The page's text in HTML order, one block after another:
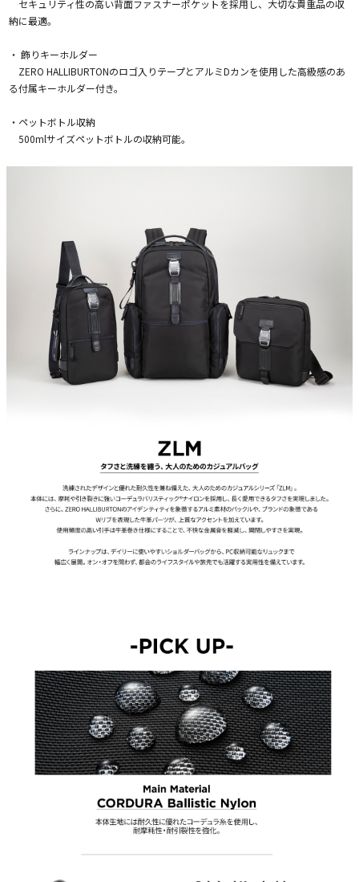
セキュリティ性の高い背面ファスナーポケットを採用し、大切な貴重品の収
納に最適。
・ 飾りキーホルダー
ZERO HALLIBURTONのロゴ入りテープとアルミDカンを使用した高級感のあ
る付属キーホルダー付き。
・ペットボトル収納
500mlサイズペットボトルの収納可能。